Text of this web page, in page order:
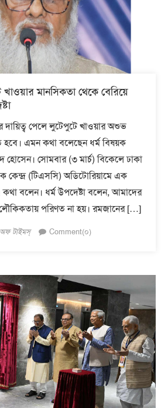
মানসিকতা থেকে বেরিয়ে
দায়িত্ব পেলে লুটেপুটে খাওয়ার অশুভ
হবে। এমন কথা বলেছেন ধর্ম বিষয়ক
সোমবার (৩ মার্চ) বিকেলে ঢাকা
কেন্দ্র (টিএসসি) অডিটোরিয়ামে এক
বলেন। ধর্ম উপদেষ্টা বলেন, আমাদের
পরিণত না হয়। রমজানের […]
টাইমস্ Comment(০)